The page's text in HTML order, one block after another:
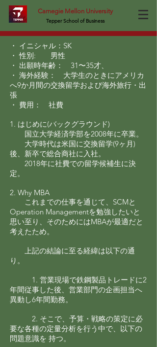
Carnegie Mellon University
Tepper School of Business
・ イニシャル： SK
・ 性別: 男性
・ 出願時年齢： 31〜35才、
・ 海外経験： 大学生のときにアメリカ
へ9か月間の交換留学および海外旅行・出
張
・ 費用： 社費
1. はじめに(バックグラウンド)
国立大学経済学部を2008年に卒業。
大学時代は米国に交換留学(9ヶ月)
後、新卒で総合商社に入社。
2018年に社費での留学候補生に決
定。
2. Why MBA
これまでの仕事を通じて、SCMと
Operation Managementを勉強したいと
思い至り、 そのためにはMBAが最適だと
考えたため。
上記の結論に至る経緯は以下の通
り。
1. 営業現場で鉄鋼製品トレードに2
年間従事した後、営業部門の企画担当へ
異動し6年間勤務。
2. そこで、予算・戦略の策定に必
要な各種の定量分析を行う中で、以下の
問題意識を 持つ。